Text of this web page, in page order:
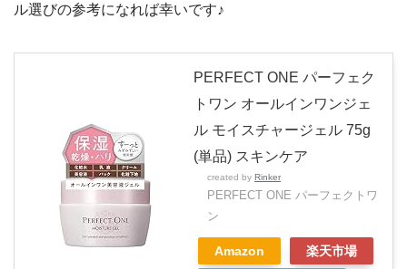
ル選びの参考になれば幸いです♪
PERFECT ONE パーフェク
トワン オールインワンジェ
ル モイスチャージェル 75g
(単品) スキンケア
created by Rinker
PERFECT ONE パーフェクトワ
ン
Amazon 楽天市場